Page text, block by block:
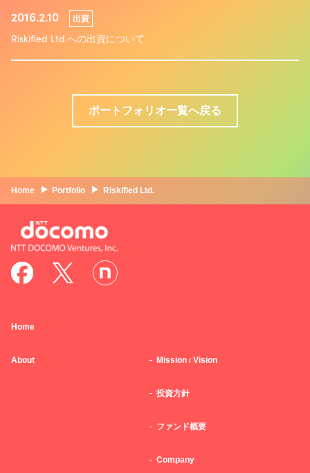
2016.2.10 出資
Riskified Ltd.への出資について
ポートフォリオ一覧へ戻る
Home Portfolio Riskified Ltd.
Home
About Mission / Vision
投資方針
ファンド概要
Company